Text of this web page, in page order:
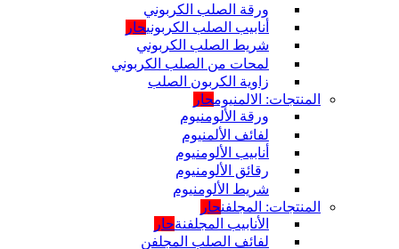
ورقة الصلب الكربوني
أنابيب الصلب الكربونيحار
شريط الصلب الكربوني
لمحات من الصلب الكربوني
زاوية الكربون الصلب
المنتجات: الالمنيومحار
ورقة الألومنيوم
لفائف الألمنيوم
أنابيب الألومنيوم
رقائق الألومنيوم
شريط الألومنيوم
المنتجات: المجلفنحار
الأنابيب المجلفنةحار
لفائف الصلب المجلفن